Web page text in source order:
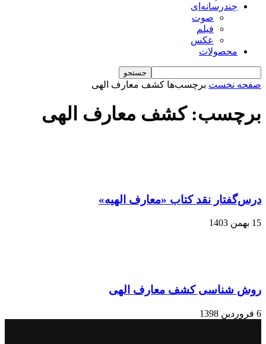
چند‌رسانه‌ای
صوت
فیلم
عکس
محصولات
صفحه نخست برچسب‌ها کشف معارف الهی
برچسب: کشف معارف الهی
درس‌گفتار نقد کتاب «معارف الهیه»
15 بهمن 1403
روش شناسی کشف معارف الهی
6 فروردین 1398